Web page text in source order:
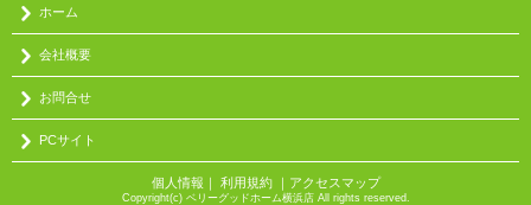
ホーム
会社概要
お問合せ
PCサイト
個人情報 ｜ 利用規約｜ アクセスマップ
Copyright(c) ベリーグッドホーム横浜店 All rights reserved.